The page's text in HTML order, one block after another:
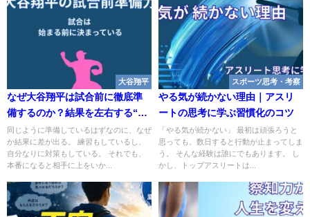
大谷翔平
なぜ大谷翔平は試合前に徹底準
備するのか？結果を左右する“情
報戦の仕組み”
同じように準備しているはずなのに、なぜ
か結果に差が出る。 練習もしているし、
自分なりに対策もしている。 それでも、
本番になると相手に上をいか...
スポーツ思考・考察
やる気が続かない理由｜アスリ
ートの思考に学ぶ習慣化のコツ
「やる気が続かない」 最初は頑張ろうと
思っても、数日すると行動が止まってしま
う。 そんな経験は誰にでもあります。 し
かし、トップアスリートは...